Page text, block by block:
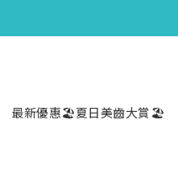
最新優惠🏖️夏日美齒大賞🏖️